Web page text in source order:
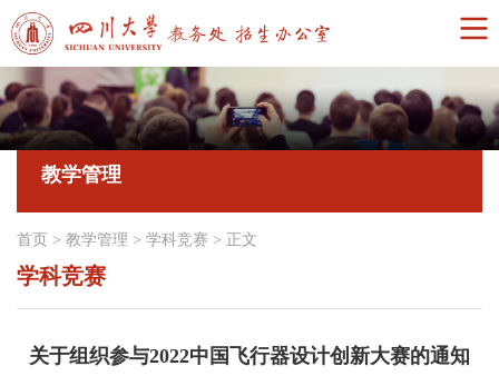
教学管理
首页 > 教学管理 > 学科竞赛 > 正文
学科竞赛
关于组织参与2022中国飞行器设计创新大赛的通知